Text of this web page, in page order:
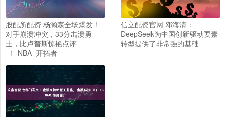
股配所配资 杨瀚森全场爆发！
对手崩溃冲突，33分击溃勇
士，比卢普斯惊艳点评
_1_NBA_开拓者
信立配资官网 邓海清：
DeepSeek为中国创新驱动要素
转型提供了非常强的基础